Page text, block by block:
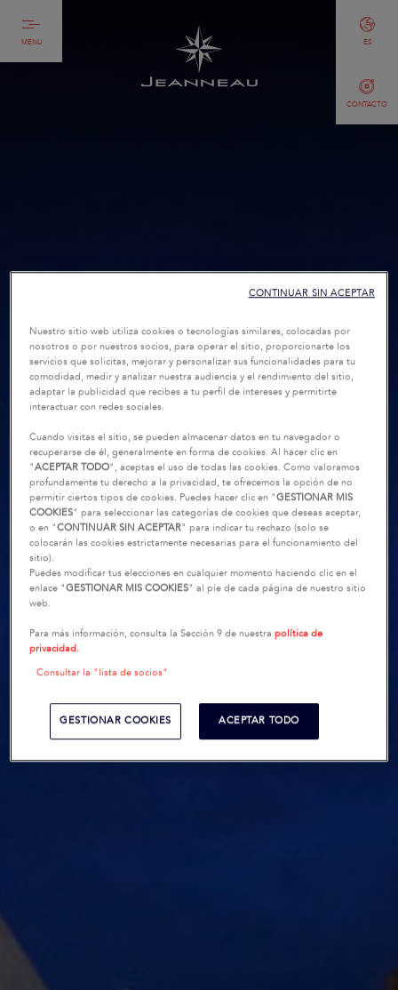
MENU
CONTACTO
ES
Nuestro sitio web utiliza cookies o tecnologías similares, colocadas por
nosotros o por nuestros socios, para operar el sitio, proporcionarte los
servicios que solicitas, mejorar y personalizar sus funcionalidades para tu
comodidad, medir y analizar nuestra audiencia y el rendimiento del sitio,
adaptar la publicidad que recibes a tu perfil de intereses y permitirte
interactuar con redes sociales.
Cuando visitas el sitio, se pueden almacenar datos en tu navegador o
recuperarse de él, generalmente en forma de cookies. Al hacer clic en
"ACEPTAR TODO", aceptas el uso de todas las cookies. Como valoramos
profundamente tu derecho a la privacidad, te ofrecemos la opción de no
permitir ciertos tipos de cookies. Puedes hacer clic en "GESTIONAR MIS
COOKIES" para seleccionar las categorías de cookies que deseas aceptar,
o en "CONTINUAR SIN ACEPTAR" para indicar tu rechazo (solo se
colocarán las cookies estrictamente necesarias para el funcionamiento del
sitio).
Puedes modificar tus elecciones en cualquier momento haciendo clic en el
enlace "GESTIONAR MIS COOKIES" al pie de cada página de nuestro sitio
web.
Para más información, consulta la Sección 9 de nuestrapolítica de
privacidad.
Consultar la "lista de socios"
GESTIONAR COOKIES ACEPTAR TODO
CONTINUAR SIN ACEPTAR